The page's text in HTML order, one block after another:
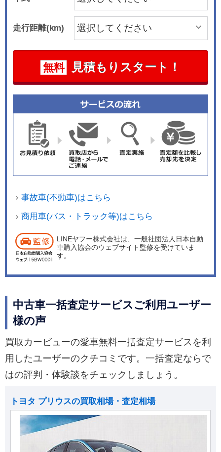
走行距離(km)
無料 見積もりスタート！
事故車(不動車)はこちら
商用車(バス・トラック等)はこちら
LINEヤフー株式会社は、一般社団法人日本自動
車購入協会のウェブサイト監修を受けていま
す。
中古車一括査定サービスご利用ユーザー
様の声
買取カービューの愛車無料一括査定サービスを利
用したユーザーのクチコミです。一括査定ならで
はの評判・体験談をチェックしましょう。
トヨタ プリウスの買取相場・査定相場